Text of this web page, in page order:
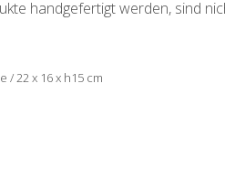
handgefertigt werden, sind
/ 22 x 16 x h15 cm